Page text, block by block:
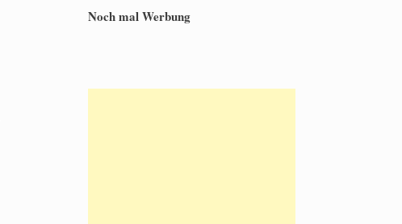
Noch mal Werbung